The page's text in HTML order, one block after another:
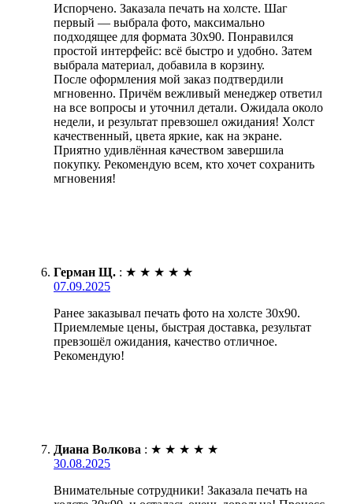
Испорчено. Заказала печать на холсте. Шаг
первый — выбрала фото, максимально
подходящее для формата 30х90. Понравился
простой интерфейс: всё быстро и удобно. Затем
выбрала материал, добавила в корзину.
После оформления мой заказ подтвердили
мгновенно. Причём вежливый менеджер ответил
на все вопросы и уточнил детали. Ожидала около
недели, и результат превзошел ожидания! Холст
качественный, цвета яркие, как на экране.
Приятно удивлённая качеством завершила
покупку. Рекомендую всем, кто хочет сохранить
мгновения!
Герман Щ. : ★ ★ ★ ★ ★
07.09.2025
Ранее заказывал печать фото на холсте 30х90.
Приемлемые цены, быстрая доставка, результат
превзошёл ожидания, качество отличное.
Рекомендую!
Диана Волкова : ★ ★ ★ ★ ★
30.08.2025
Внимательные сотрудники! Заказала печать на